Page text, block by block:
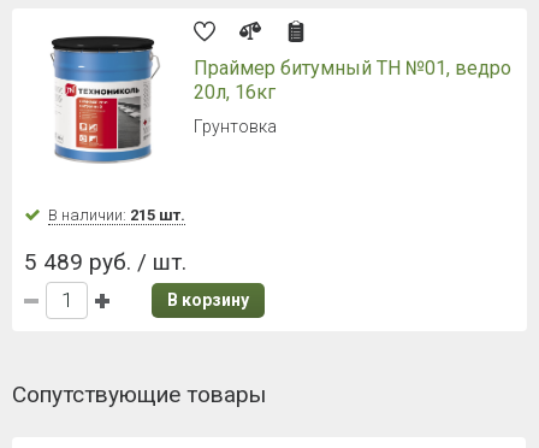
Праймер битумный ТН №01, ведро
20л, 16кг
Грунтовка
В наличии: 215 шт.
5 489 руб. / шт.
В корзину
Сопутствующие товары